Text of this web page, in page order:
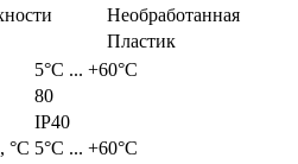
Необработанная
Пластик
­5°С ... +60°С
80
IP40
°С ­5°С ... +60°С